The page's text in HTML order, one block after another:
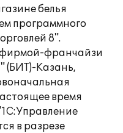
белья
программного
8".
франчайзи
(БИТ)-Казань,
время
в разрезе